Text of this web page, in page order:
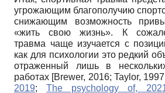
угрожающим благополучию
снижающим возможность
«жить свою жизнь». К
травма чаще изучается с
как для психологии это редкий
отраженный лишь в
работах [Brewer, 2016; Taylor, 1997
2019; The psychology of,